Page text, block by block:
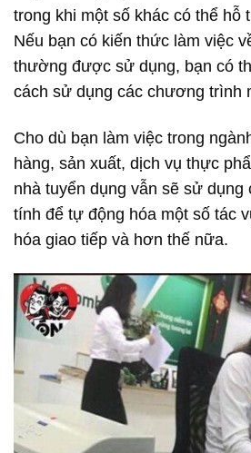
trong khi một số khác có thể hỗ
Nếu bạn có kiến ​​thức làm việc
thường được sử dụng, bạn có
cách sử dụng các chương trình
Cho dù bạn làm việc trong
hàng, sản xuất, dịch vụ thực
nhà tuyển dụng vẫn sẽ sử dụng
tính để tự động hóa một số tác
hóa giao tiếp và hơn thế nữa.